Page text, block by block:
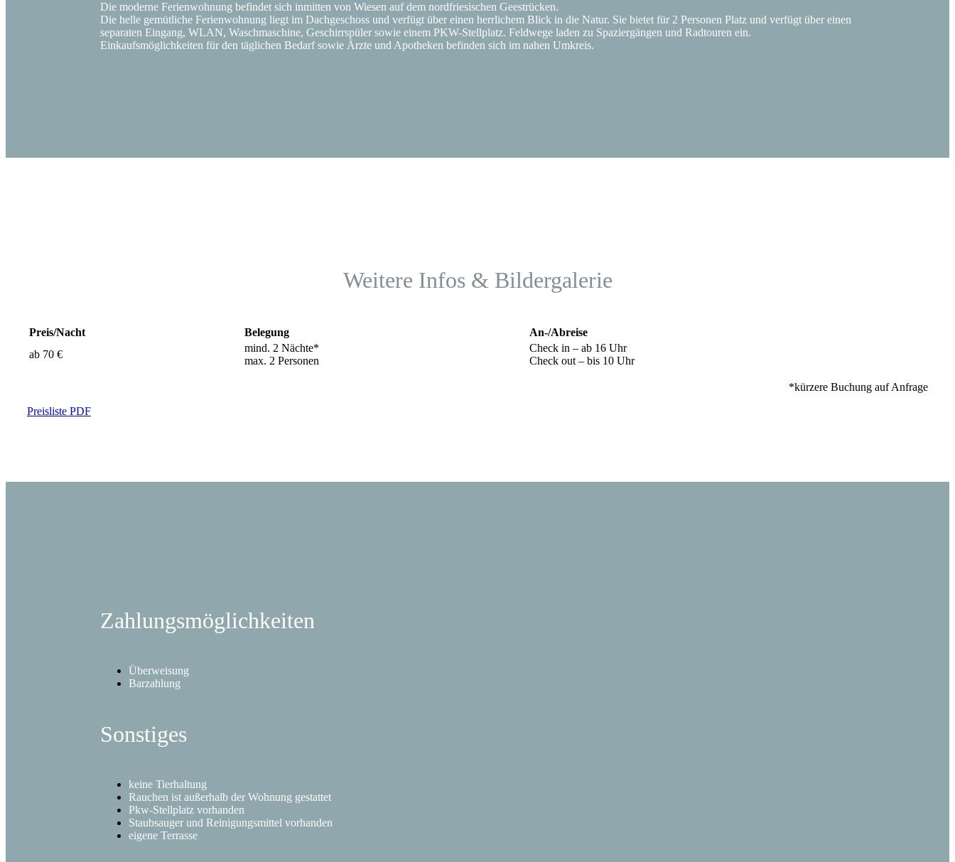
Die moderne Ferienwohnung befindet sich inmitten von Wiesen auf dem nordfriesischen Geestrücken.
Die helle gemütliche Ferienwohnung liegt im Dachgeschoss und verfügt über einen herrlichem Blick in die Natur. Sie bietet für 2 Personen Platz und verfügt über einen
separaten Eingang, WLAN, Waschmaschine, Geschirrspüler sowie einem PKW-Stellplatz. Feldwege laden zu Spaziergängen und Radtouren ein.
Einkaufsmöglichkeiten für den täglichen Bedarf sowie Ärzte und Apotheken befinden sich im nahen Umkreis.
Weitere Infos & Bildergalerie
Preis/Nacht Belegung
An-/Abreise
ab 70 €
mind. 2 Nächte*
max. 2 Personen
Check in – ab 16 Uhr
Check out – bis 10 Uhr
*kürzere Buchung auf Anfrage
Preisliste PDF
Zahlungs­möglichkeiten
Überweisung
Barzahlung
Sonstiges
keine Tierhaltung
Rauchen ist außerhalb der Wohnung gestattet
Pkw-Stellplatz vorhanden
Staubsauger und Reinigungsmittel vorhanden
eigene Terrasse